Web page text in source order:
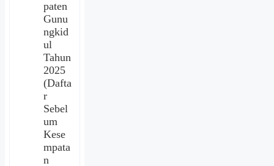
paten
Gunu
ngkid
ul
Tahun
2025
(Dafta
r
Sebel
um
Kese
mpata
n